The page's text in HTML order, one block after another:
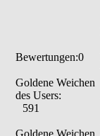
Bewertungen:0
Goldene Weichen
des Users:
591
Goldene Weichen